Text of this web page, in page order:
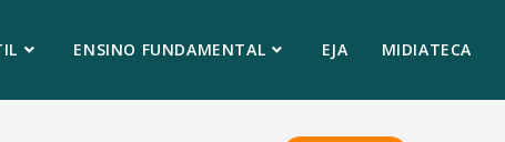
ENSINO FUNDAMENTAL EJA MIDIATECA